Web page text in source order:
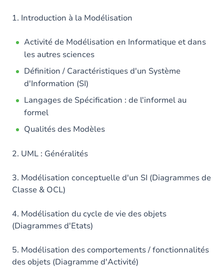
1. Introduction à la Modélisation
Activité de Modélisation en Informatique et dans
les autres sciences
Définition / Caractéristiques d'un Système
d'Information (SI)
Langages de Spécification : de l'informel au
formel
Qualités des Modèles
2. UML : Généralités
3. Modélisation conceptuelle d'un SI (Diagrammes de
Classe & OCL)
4. Modélisation du cycle de vie des objets
(Diagrammes d'Etats)
5. Modélisation des comportements / fonctionnalités
des objets (Diagramme d'Activité)